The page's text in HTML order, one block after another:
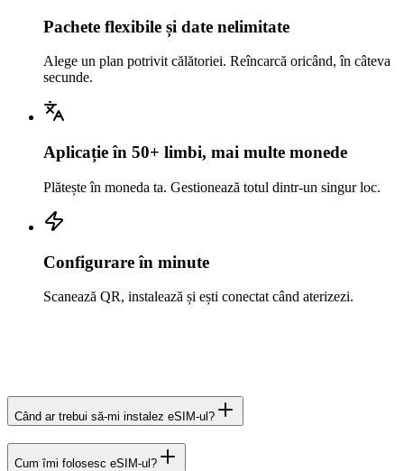
Pachete flexibile și date nelimitate
Alege un plan potrivit călătoriei. Reîncarcă oricând, în câteva
secunde.
Aplicație în 50+ limbi, mai multe monede
Plătește în moneda ta. Gestionează totul dintr-un singur loc.
Configurare în minute
Scanează QR, instalează și ești conectat când aterizezi.
Când ar trebui să-mi instalez eSIM-ul?
Cum îmi folosesc eSIM-ul?